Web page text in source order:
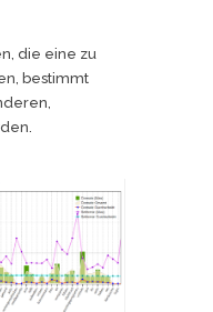
die eine zu
bestimmt